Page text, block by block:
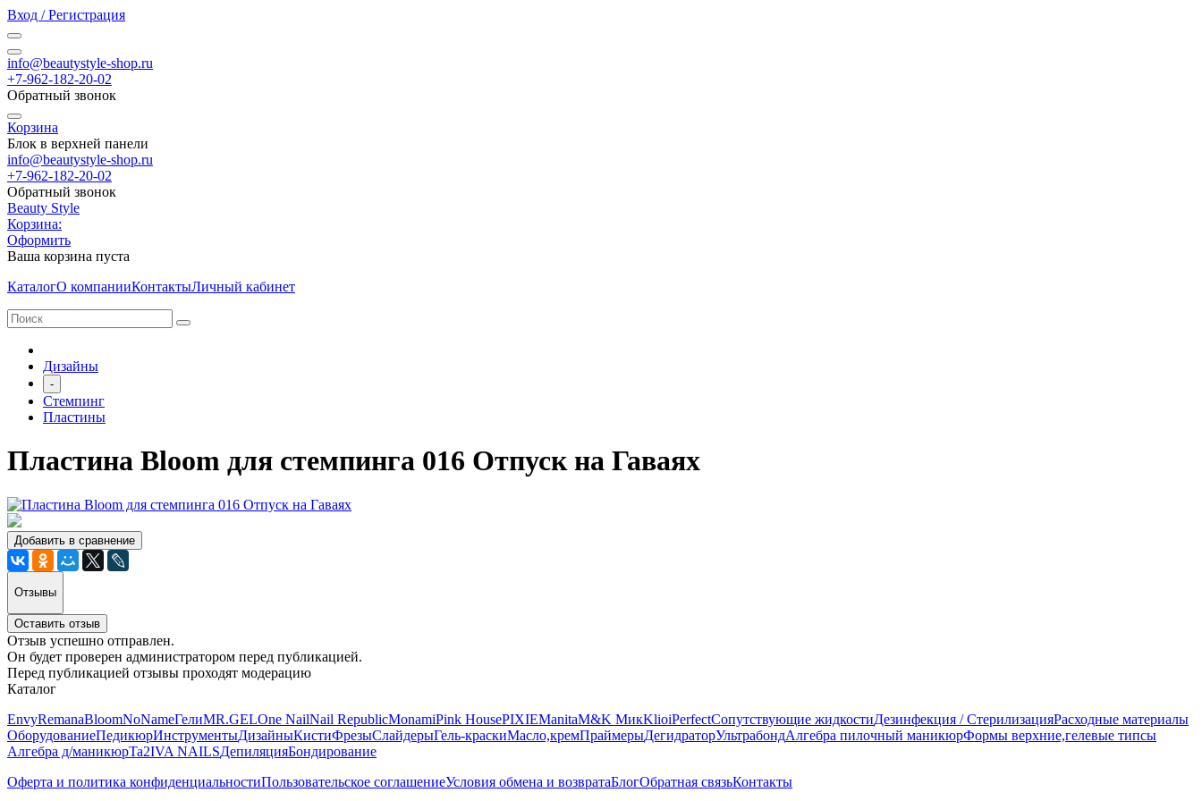
Вход / Регистрация
info@beautystyle-shop.ru
+7-962-182-20-02
Обратный звонок
Корзина
Блок в верхней панели
info@beautystyle-shop.ru
+7-962-182-20-02
Обратный звонок
Beauty Style
Корзина:
Оформить
Ваша корзина пуста
КаталогО компанииКонтактыЛичный кабинет
Дизайны
-
Стемпинг
Пластины
Пластина Bloom для стемпинга 016 Отпуск на Гаваях
Добавить в сравнение
Отзывы
Оставить отзыв
Отзыв успешно отправлен.
Он будет проверен администратором перед публикацией.
Перед публикацией отзывы проходят модерацию
Каталог
EnvyRemanaBloomNoNameГелиMR.GELOne NailNail RepublicMonamiPink HousePIXIEManitaM&K МикKlioiPerfectСопутствующие жидкостиДезинфекция / СтерилизацияРасходные материалы
ОборудованиеПедикюрИнструментыДизайныКистиФрезыСлайдерыГель-краскиМасло,кремПраймерыДегидраторУльтрабондАлгебра пилочный маникюрФормы верхние,гелевые типсы
Алгебра д/маникюрTa2IVA NAILSДепиляцияБондирование
Оферта и политика конфиденциальностиПользовательское соглашениеУсловия обмена и возвратаБлогОбратная связьКонтакты